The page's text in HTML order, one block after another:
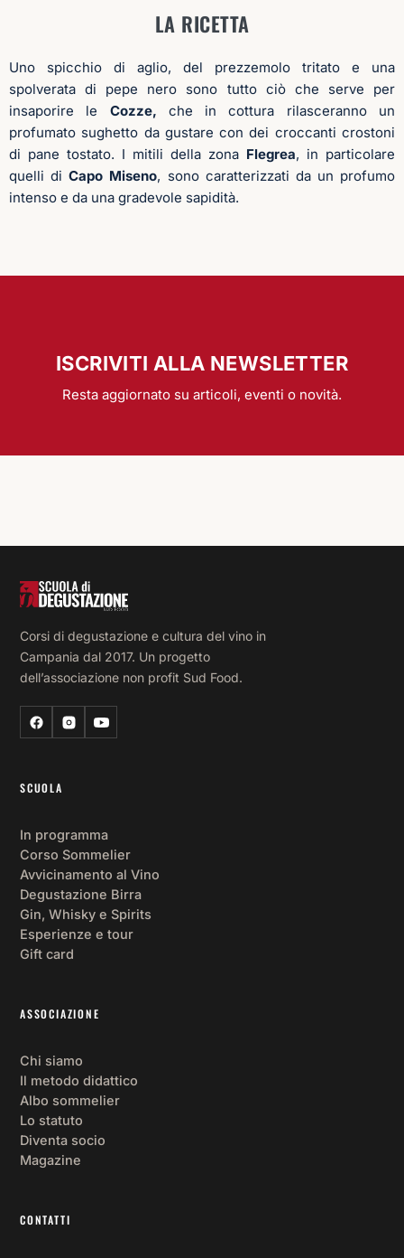
LA RICETTA
Uno spicchio di aglio, del prezzemolo tritato e una
spolverata di pepe nero sono tutto ciò che serve per
insaporire le Cozze, che in cottura rilasceranno un
profumato sughetto da gustare con dei croccanti crostoni
di pane tostato. I mitili della zona Flegrea, in particolare
quelli diCapo Miseno, sono caratterizzati da un profumo
intenso e da una gradevole sapidità.
ISCRIVITI ALLA NEWSLETTER
Resta aggiornato su articoli, eventi o novità.
Corsi di degustazione e cultura del vino in
Campania dal 2017. Un progetto
dell’associazione non profit Sud Food.
SCUOLA
In programma
Corso Sommelier
Avvicinamento al Vino
Degustazione Birra
Gin, Whisky e Spirits
Esperienze e tour
Gift card
ASSOCIAZIONE
Chi siamo
Il metodo didattico
Albo sommelier
Lo statuto
Diventa socio
Magazine
CONTATTI